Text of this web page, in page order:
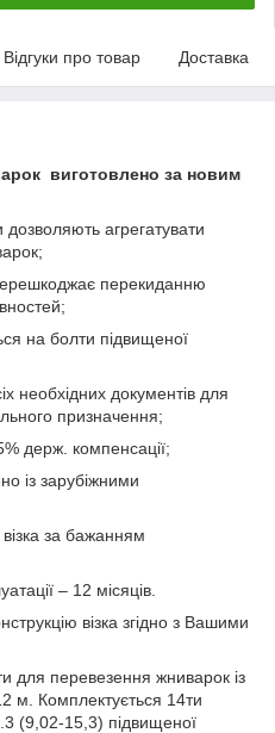
Відгуки про товар Доставка
виготовлено за новим
дозволяють агрегатувати
перекиданню
на болти підвищеної
необхідних документів для
призначення;
держ. компенсації;
із зарубіжними
за бажанням
– 12 місяців.
візка згідно з Вашими
для перевезення жниварок із
м. Комплектується 14ти
(9,02-15,3) підвищеної